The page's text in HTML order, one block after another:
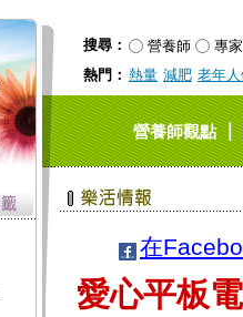
搜尋： 營養師
專家
熱門： 熱量 減肥 老年
營養師觀點｜
在
愛心平板